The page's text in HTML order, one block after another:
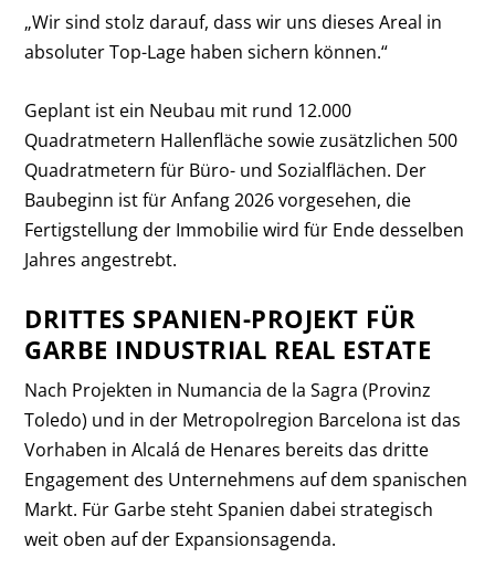
„Wir sind stolz darauf, dass wir uns dieses Areal in
absoluter Top-Lage haben sichern können.“
Geplant ist ein Neubau mit rund 12.000
Quadratmetern Hallenfläche sowie zusätzlichen 500
Quadratmetern für Büro- und Sozialflächen. Der
Baubeginn ist für Anfang 2026 vorgesehen, die
Fertigstellung der Immobilie wird für Ende desselben
Jahres angestrebt.
DRITTES SPANIEN-PROJEKT FÜR
GARBE INDUSTRIAL REAL ESTATE
Nach Projekten in Numancia de la Sagra (Provinz
Toledo) und in der Metropolregion Barcelona ist das
Vorhaben in Alcalá de Henares bereits das dritte
Engagement des Unternehmens auf dem spanischen
Markt. Für Garbe steht Spanien dabei strategisch
weit oben auf der Expansionsagenda.